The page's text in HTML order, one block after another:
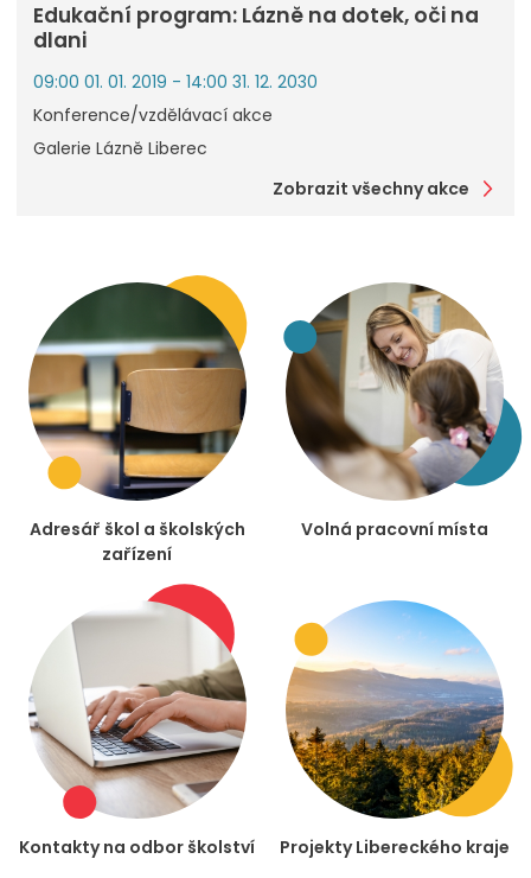
Edukační program: Lázně na dotek, oči na
dlani
09:00 01. 01. 2019 - 14:00 31. 12. 2030
Konference/vzdělávací akce
Galerie Lázně Liberec
Zobrazit všechny akce
Adresář škol a školských
zařízení
Volná pracovní místa
Kontakty na odbor školství Projekty Libereckého kraje